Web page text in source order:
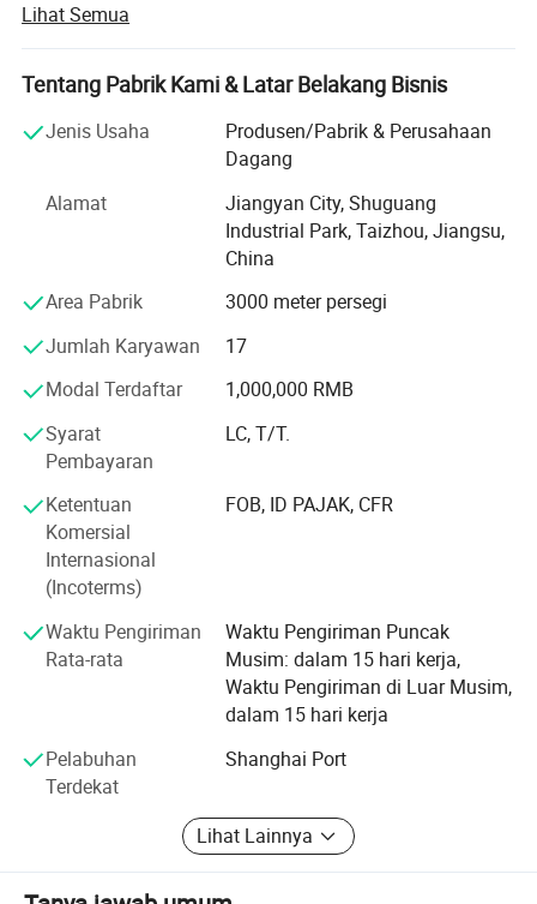
powder polyester murni, cooksi, epoksi, epoksi/polyester(),
Polyu - retana dan Acrylate.
Kami memiliki kelompok teknis profesional dan peralatan
pemeriksaan produk berkualitas tinggi. Dua jalur produksi
APV diimpor dari Inggris dan satu jalur manufaktur
Dengan mesin ini, kami mengimpor garis produksi maju,
dengan mengemukakan teknologi yang terendah
membuat lingkaran beku dengan aliran udara ganda
sistem yang musuh. Lalu kami menggunakan teknologi
yang baru untuk membuat produk kami tetap berkualitas
dan kompetitif di pasar. Semua produk perusahaan kami
dijual di laut, seperti Asia Tenggara, Timur Tengah dan
beberapa negara di Eropa. Florid menjadi salah satu
perusahaan paling terkenal di dalam industri bubuk
pelapisan anti-industri Cina dengan kredit tinggi dan
Bapak CaXin General Manager, menyambut dengan
hangat kerjasama dengan teman baik di dalam maupun
luar negeri, dan berharap dapat membangun kembali
Dalam konsep bisnis teknik yang maju, kualitas tinggi,
pelanggan yang efektif, kejujuran, pekerjaan berkelanjutan
dan manfaat bersama. Untuk sistem QC yang sempurna,
kami membalas Jaminan ISO9001 Qu-antity dan standar
kualitas internasional, lalu kesetiaan teknologi yang kusut,
terus-menerus, mengembangkan produk baru secara
Lihat Semua
Tentang Pabrik Kami & Latar Belakang Bisnis
Jenis Usaha
Produsen/Pabrik & Perusahaan
Dagang
Alamat
Jiangyan City, Shuguang
Industrial Park, Taizhou, Jiangsu,
China
Area Pabrik
3000 meter persegi
Jumlah Karyawan
17
Modal Terdaftar
1,000,000 RMB
Syarat
Pembayaran
LC, T/T.
Ketentuan
Komersial
Internasional
(Incoterms)
FOB, ID PAJAK, CFR
Waktu Pengiriman
Rata-rata
Waktu Pengiriman Puncak
Musim: dalam 15 hari kerja,
Waktu Pengiriman di Luar Musim,
dalam 15 hari kerja
Pelabuhan
Terdekat
Shanghai Port
Lihat Lainnya